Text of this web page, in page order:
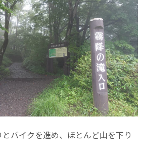
バイクを進め、ほとんど山を下り